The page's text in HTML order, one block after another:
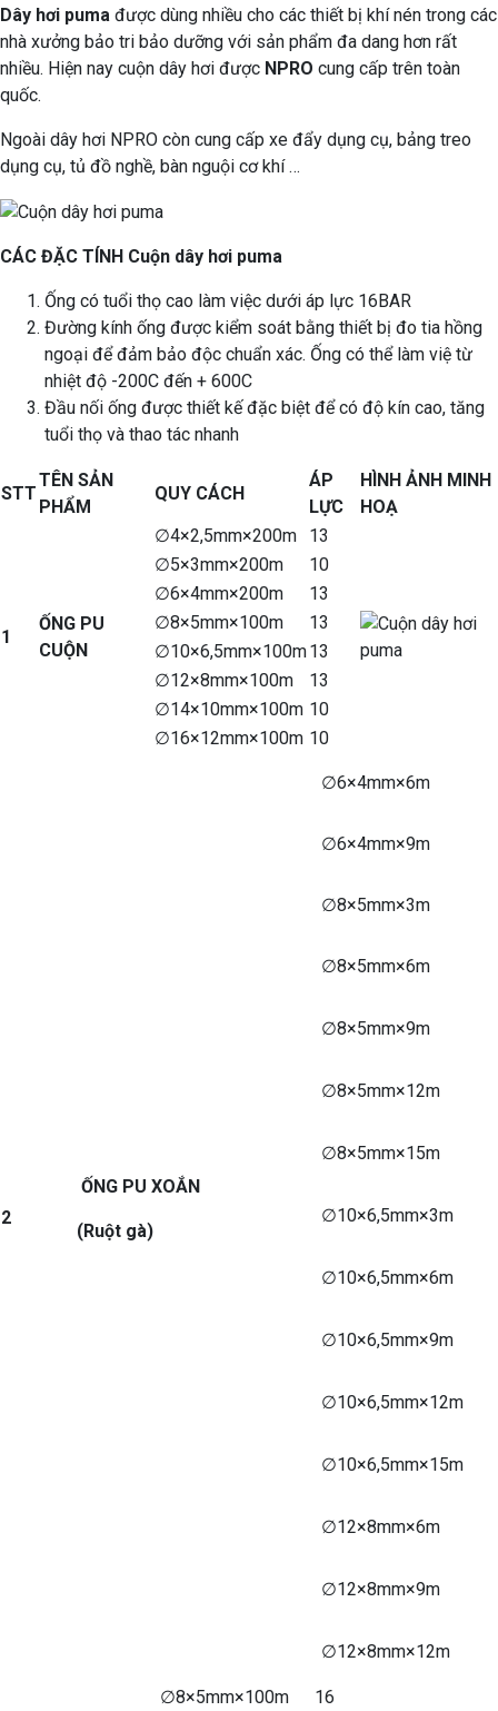
Dây hơi puma được dùng nhiều cho các thiết bị khí nén trong các
nhà xưởng bảo tri bảo dưỡng với sản phẩm đa dang hơn rất
nhiều. Hiện nay cuộn dây hơi được NPRO cung cấp trên toàn
quốc.
Ngoài dây hơi NPRO còn cung cấp xe đẩy dụng cụ, bảng treo
dụng cụ, tủ đồ nghề, bàn nguội cơ khí …
CÁC ĐẶC TÍNH Cuộn dây hơi puma
Ống có tuổi thọ cao làm việc dưới áp lực 16BAR
Đường kính ống được kiểm soát bằng thiết bị đo tia hồng
ngoại để đảm bảo độc chuẩn xác. Ống có thể làm việ từ
nhiệt độ -200C đến + 600C
Đầu nối ống được thiết kế đặc biệt để có độ kín cao, tăng
tuổi thọ và thao tác nhanh
STT
TÊN SẢN
PHẨM
QUY CÁCH
ÁP
LỰC
HÌNH ẢNH MINH
HOẠ
­1
ỐNG PU
CUỘN
∅4×2,5mm×200m
13
∅5×3mm×200m
10
∅6×4mm×200m
13
∅8×5mm×100m
13
∅10×6,5mm×100m13
∅12×8mm×100m
13
∅14×10mm×100m 10
∅16×12mm×100m 10
2
ỐNG PU XOẮN
(Ruột gà)
∅6×4mm×6m
∅6×4mm×9m
∅8×5mm×3m
∅8×5mm×6m
∅8×5mm×9m
∅8×5mm×12m
∅8×5mm×15m
∅10×6,5mm×3m
∅10×6,5mm×6m
∅10×6,5mm×9m
∅10×6,5mm×12m
∅10×6,5mm×15m
∅12×8mm×6m
∅12×8mm×9m
∅12×8mm×12m
∅8×5mm×100m
16